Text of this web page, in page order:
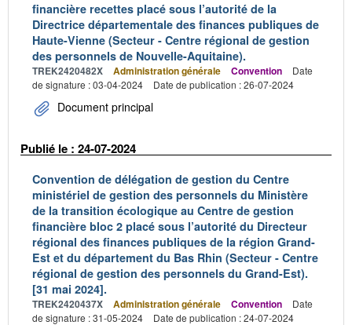
financière recettes placé sous l’autorité de la
Directrice départementale des finances publiques de
Haute-Vienne (Secteur - Centre régional de gestion
des personnels de Nouvelle-Aquitaine).
TREK2420482X Administration générale Convention
Date
de signature : 03-04-2024
Date de publication : 26-07-2024
Document principal
Publié le : 24-07-2024
Convention de délégation de gestion du Centre
ministériel de gestion des personnels du Ministère
de la transition écologique au Centre de gestion
financière bloc 2 placé sous l’autorité du Directeur
régional des finances publiques de la région Grand-
Est et du département du Bas Rhin (Secteur - Centre
régional de gestion des personnels du Grand-Est).
[31 mai 2024].
TREK2420437X Administration générale Convention
Date
de signature : 31-05-2024
Date de publication : 24-07-2024